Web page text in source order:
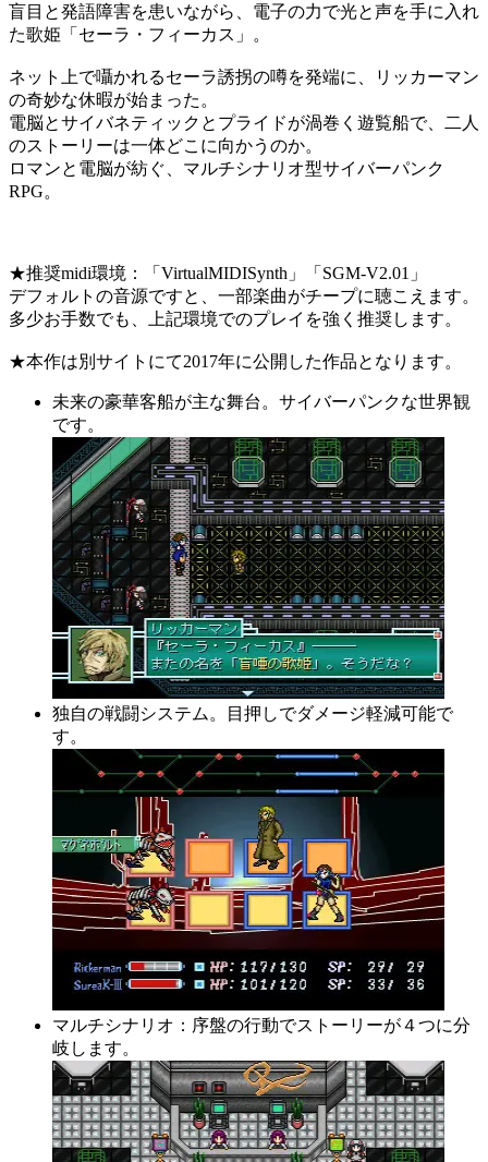
盲目と発語障害を患いながら、電子の力で光と声を手に入れ
た歌姫「セーラ・フィーカス」。
ネット上で囁かれるセーラ誘拐の噂を発端に、リッカーマン
の奇妙な休暇が始まった。
電脳とサイバネティックとプライドが渦巻く遊覧船で、二人
のストーリーは一体どこに向かうのか。
ロマンと電脳が紡ぐ、マルチシナリオ型サイバーパンク
RPG。
★推奨midi環境：「VirtualMIDISynth」「SGM-V2.01」
デフォルトの音源ですと、一部楽曲がチープに聴こえます。
多少お手数でも、上記環境でのプレイを強く推奨します。
★本作は別サイトにて2017年に公開した作品となります。
未来の豪華客船が主な舞台。サイバーパンクな世界観
です。
独自の戦闘システム。目押しでダメージ軽減可能で
す。
マルチシナリオ：序盤の行動でストーリーが４つに分
岐します。